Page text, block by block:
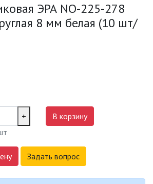
ПРОЖЕКТОРЫ
САДОВЫЕ СВЕТИЛЬНИКИ
СВЕТИЛЬНИКИ
СВЕТИЛЬНИКИ ДЛЯ РОСТА
РАСТЕНИЙ (ФИТОСВЕТИЛЬНИКИ)
ЭРА NO-225-278
8 мм белая (10 шт/
+
В корзину
Задать вопрос